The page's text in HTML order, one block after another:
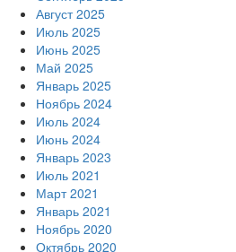
Август 2025
Июль 2025
Июнь 2025
Май 2025
Январь 2025
Ноябрь 2024
Июль 2024
Июнь 2024
Январь 2023
Июль 2021
Март 2021
Январь 2021
Ноябрь 2020
Октябрь 2020